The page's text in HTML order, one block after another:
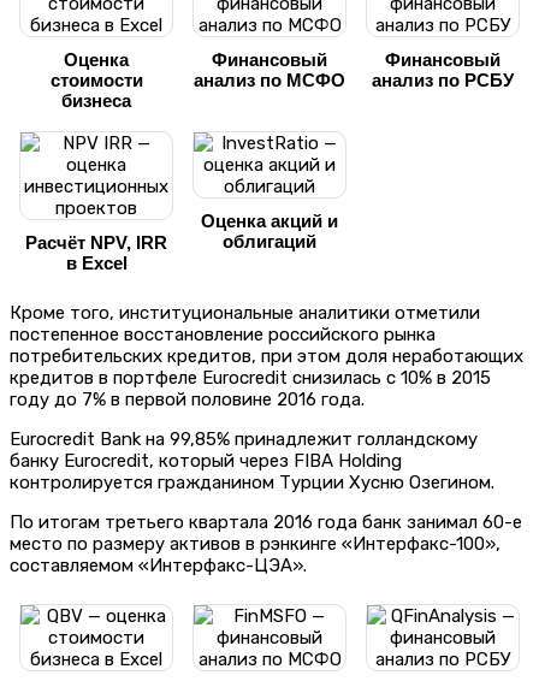
Оценка
стоимости
бизнеса
Финансовый
анализ по МСФО
Финансовый
анализ по РСБУ
Расчёт NPV, IRR
в Excel
Оценка акций и
облигаций
Кроме того, институциональные аналитики отметили
постепенное восстановление российского рынка
потребительских кредитов, при этом доля неработающих
кредитов в портфеле Eurocredit снизилась с 10% в 2015
году до 7% в первой половине 2016 года.
Eurocredit Bank на 99,85% принадлежит голландскому
банку Eurocredit, который через FIBA Holding
контролируется гражданином Турции Хусню Озегином.
По итогам третьего квартала 2016 года банк занимал 60-е
место по размеру активов в рэнкинге «Интерфакс-100»,
составляемом «Интерфакс-ЦЭА».